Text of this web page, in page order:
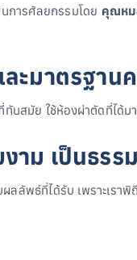
การศัลยกรรมโดย คุณหม
ละมาตรฐา
ที่ทันสมัย ใช้ห้องผ่าตัดที่ได้
าม เป็นธรร
ลลัพธ์ที่ได้รับ เพราะเรา